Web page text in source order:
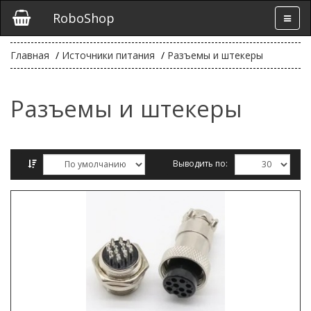
RoboShop
Главная Источники питания Разъемы и штекеры
Разъемы и штекеры
Выводить по: